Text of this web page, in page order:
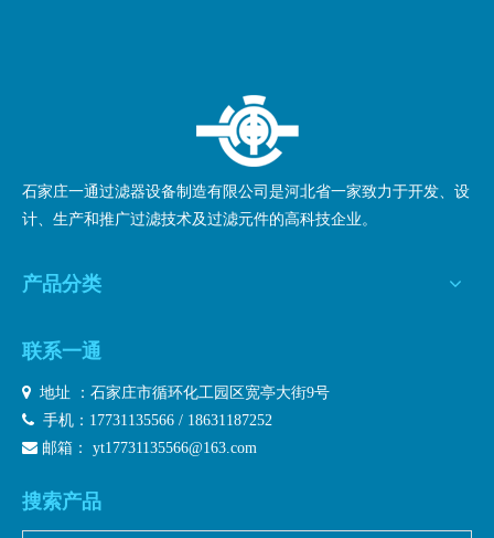
石家庄一通过滤器设备制造有限公司是河北省一家致力于开发、设
计、生产和推广过滤技术及过滤元件的高科技企业。
产品分类
联系一通
 地址 ：石家庄市循环化工园区宽亭大街9号
 手机：17731135566 / 18631187252
 邮箱： yt17731135566@163.com
搜索产品